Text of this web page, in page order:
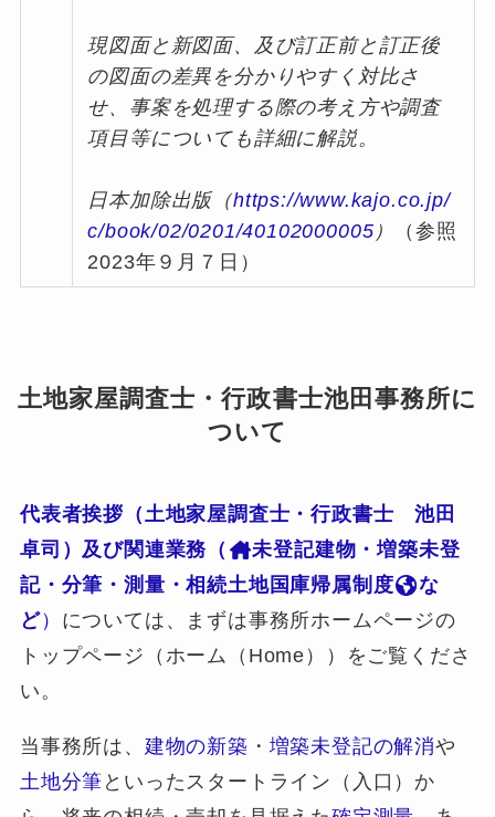
現図面と新図面、及び訂正前と訂正後
の図面の差異を分かりやすく対比さ
せ、事案を処理する際の考え方や調査
項目等についても詳細に解説。
日本加除出版（https://www.kajo.co.jp/
c/book/02/0201/40102000005 ）
（参照
2023年９月７日）
土地家屋調査士・行政書士池田事務所に
ついて
代表者挨拶（土地家屋調査士・行政書士 池田
卓司）及び関連業務（
未登記建物・増築未登
記・分筆・測量・相続土地国庫帰属制度
な
ど） については、まずは事務所ホームページの
トップページ（ホーム（Home））をご覧くださ
い。
当事務所は、 建物の新築 ・ 増築未登記の解消や
土地分筆 といったスタートライン（入口）か